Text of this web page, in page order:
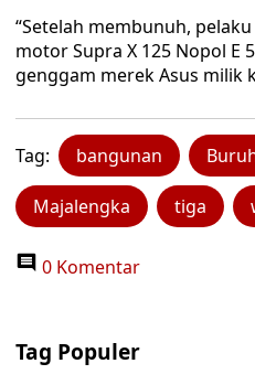
“Setelah membunuh,
motor Supra X 125 Nopol E
genggam merek Asus milik
Tag: bangunan
Majalengka tiga
0 Komentar
Tag Populer